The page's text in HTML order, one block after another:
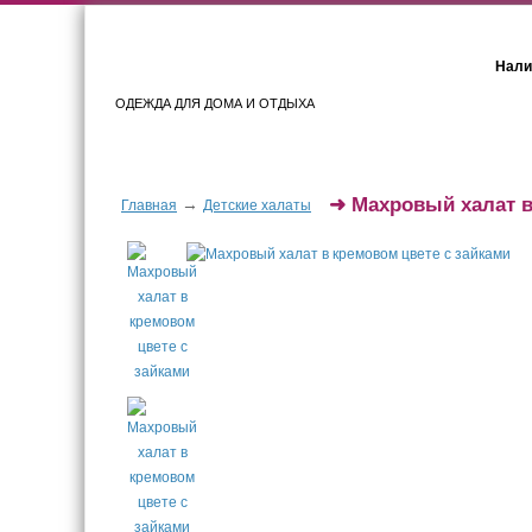
ОДЕЖДА ДЛЯ ДОМА И ОТДЫХА
Главная → Детские халаты ➜ Махровый халат